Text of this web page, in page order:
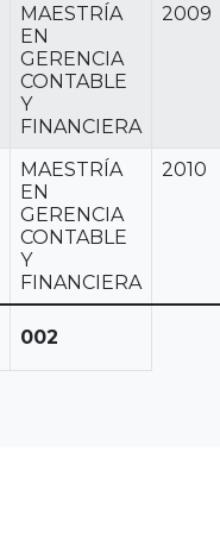
MAESTRÍA
EN
GERENCIA
CONTABLE
Y
FINANCIERA
2009
MAESTRÍA
EN
GERENCIA
CONTABLE
Y
FINANCIERA
2010
002